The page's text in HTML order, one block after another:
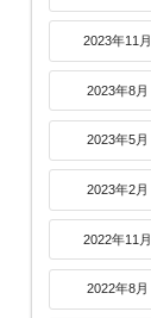
2023年11月
2023年8月
2023年5月
2023年2月
2022年11月
2022年8月